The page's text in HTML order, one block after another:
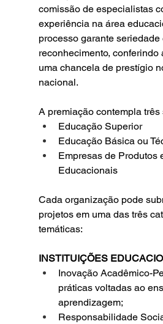
comissão de especialistas
experiência na área
processo garante
reconhecimento, conferindo
uma chancela de prestígio
nacional.
A premiação contempla três
Educação Superior
Educação Básica ou
Empresas de Produtos
Educacionais
Cada organização pode
projetos em uma das três
temáticas:
INSTITUIÇÕES
Inovação Acadêmico-
práticas voltadas ao
aprendizagem;
Responsabilidade